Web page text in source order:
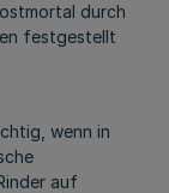
durch
festgestellt
wenn in
auf